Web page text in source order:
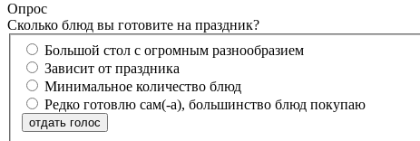
Опрос
Сколько блюд вы готовите на праздник?
Большой стол с огромным разнообразием
Зависит от праздника
Минимальное количество блюд
Редко готовлю сам(-а), большинство блюд покупаю
отдать голос